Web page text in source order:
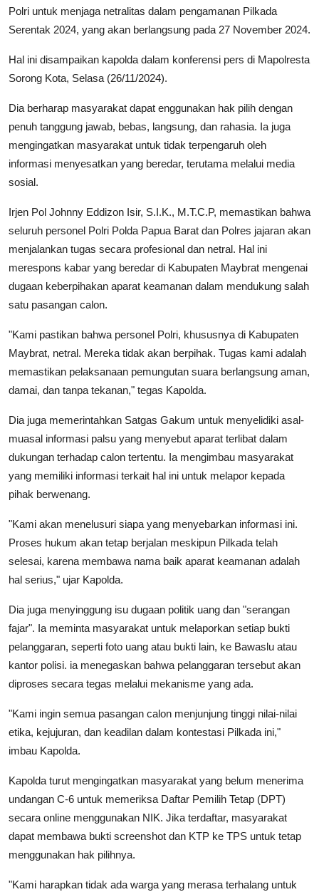
Polri untuk menjaga netralitas dalam pengamanan Pilkada
Serentak 2024, yang akan berlangsung pada 27 November 2024.
Hal ini disampaikan kapolda dalam konferensi pers di Mapolresta
Sorong Kota, Selasa (26/11/2024).
Dia berharap masyarakat dapat enggunakan hak pilih dengan
penuh tanggung jawab, bebas, langsung, dan rahasia. Ia juga
mengingatkan masyarakat untuk tidak terpengaruh oleh
informasi menyesatkan yang beredar, terutama melalui media
sosial.
Irjen Pol Johnny Eddizon Isir, S.I.K., M.T.C.P, memastikan bahwa
seluruh personel Polri Polda Papua Barat dan Polres jajaran akan
menjalankan tugas secara profesional dan netral. Hal ini
merespons kabar yang beredar di Kabupaten Maybrat mengenai
dugaan keberpihakan aparat keamanan dalam mendukung salah
satu pasangan calon.
"Kami pastikan bahwa personel Polri, khususnya di Kabupaten
Maybrat, netral. Mereka tidak akan berpihak. Tugas kami adalah
memastikan pelaksanaan pemungutan suara berlangsung aman,
damai, dan tanpa tekanan," tegas Kapolda.
Dia juga memerintahkan Satgas Gakum untuk menyelidiki asal-
muasal informasi palsu yang menyebut aparat terlibat dalam
dukungan terhadap calon tertentu. Ia mengimbau masyarakat
yang memiliki informasi terkait hal ini untuk melapor kepada
pihak berwenang.
"Kami akan menelusuri siapa yang menyebarkan informasi ini.
Proses hukum akan tetap berjalan meskipun Pilkada telah
selesai, karena membawa nama baik aparat keamanan adalah
hal serius," ujar Kapolda.
Dia juga menyinggung isu dugaan politik uang dan "serangan
fajar". Ia meminta masyarakat untuk melaporkan setiap bukti
pelanggaran, seperti foto uang atau bukti lain, ke Bawaslu atau
kantor polisi. ia menegaskan bahwa pelanggaran tersebut akan
diproses secara tegas melalui mekanisme yang ada.
"Kami ingin semua pasangan calon menjunjung tinggi nilai-nilai
etika, kejujuran, dan keadilan dalam kontestasi Pilkada ini,"
imbau Kapolda.
Kapolda turut mengingatkan masyarakat yang belum menerima
undangan C-6 untuk memeriksa Daftar Pemilih Tetap (DPT)
secara online menggunakan NIK. Jika terdaftar, masyarakat
dapat membawa bukti screenshot dan KTP ke TPS untuk tetap
menggunakan hak pilihnya.
"Kami harapkan tidak ada warga yang merasa terhalang untuk